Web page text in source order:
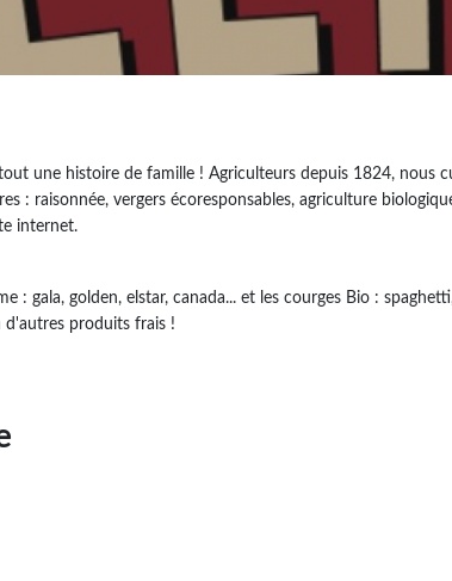
une histoire de famille ! Agriculteurs depuis 1824, nous
: raisonnée, vergers écoresponsables, agriculture
internet.
: gala, golden, elstar, canada... et les courges Bio :
d'autres produits frais !